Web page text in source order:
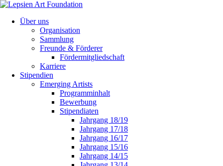
Über uns
Organisation
Sammlung
Freunde & Förderer
Fördermitgliedschaft
Karriere
Stipendien
Emerging Artists
Programminhalt
Bewerbung
Stipendiaten
Jahrgang 18/19
Jahrgang 17/18
Jahrgang 16/17
Jahrgang 15/16
Jahrgang 14/15